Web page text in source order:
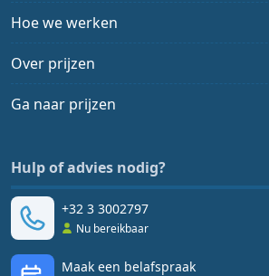
Hoe we werken
Over prijzen
Ga naar prijzen
Hulp of advies nodig?
+32 3 3002797
Nu bereikbaar
Maak een belafspraak